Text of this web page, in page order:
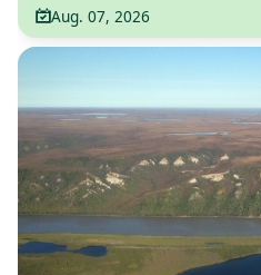
Aug. 07, 2026